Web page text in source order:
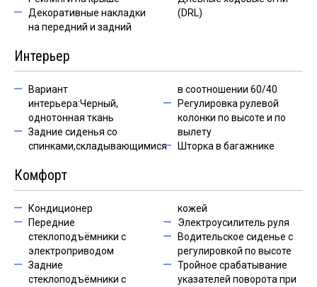
Декоративные накладки
на передний и задний
(DRL)
Интерьер
Вариант
интерьера:Черный,
однотонная ткань
Задние сиденья со
спинками,складывающимися
в соотношении 60/40
Регулировка рулевой
колонки по высоте и по
вылету
Шторка в багажнике
Комфорт
Кондиционер
Передние
стеклоподъёмники с
электроприводом
Задние
стеклоподъёмники с
кожей
Электроусилитель руля
Водительское сиденье с
регулировкой по высоте
Тройное срабатывание
указателей поворота при